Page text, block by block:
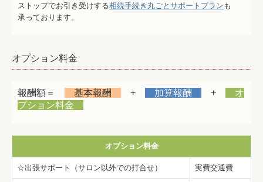
ストップでお引き受けする相続手続き丸ごとサポートプラン も
承っております。
オプション料金
報酬額＝ 基本報酬 + 加算報酬 +
オ
プション料金
オプション料金
☆出張サポート（サロン以外での打合せ） 実費交通費